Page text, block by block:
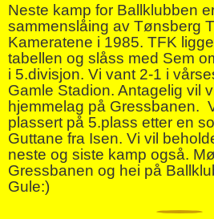
Neste kamp for Ballklubben
sammenslåing av Tønsberg
Kameratene i 1985. TFK
tabellen og slåss med Sem
i 5.divisjon. Vi vant 2-1 i
Gamle Stadion. Antagelig vil
hjemmelag på Gressbanen.
plassert på 5.plass etter en
Guttane fra Isen. Vi vil
neste og siste kamp også.
Gressbanen og hei på
Gule:)